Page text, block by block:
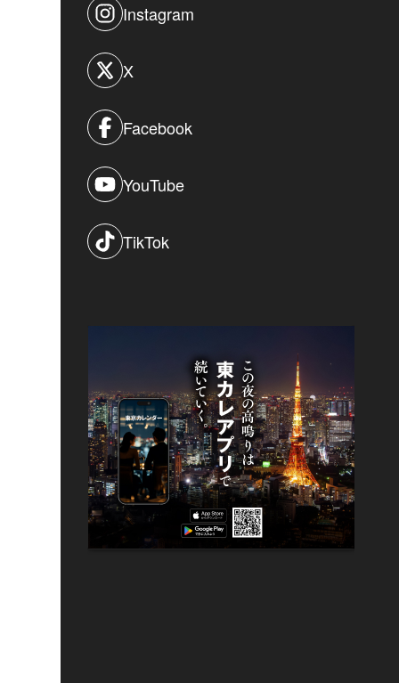
Instagram
X
Facebook
YouTube
TikTok